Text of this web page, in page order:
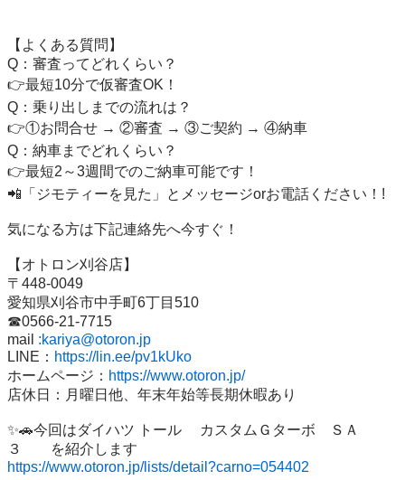
【よくある質問】
Q：審査ってどれくらい？
👉最短10分で仮審査OK！
Q：乗り出しまでの流れは？
👉①お問合せ → ②審査 → ③ご契約 → ④納車
Q：納車までどれくらい？
👉最短2～3週間でのご納車可能です！
📲「ジモティーを見た」とメッセージorお電話ください！!
気になる方は下記連絡先へ今すぐ！
【オトロン刈谷店】
〒448-0049
愛知県刈谷市中手町6丁目510
☎0566‐21‐7715
mail :kariya@otoron.jp
LINE： https://lin.ee/pv1kUko
ホームページ： https://www.otoron.jp/
店休日：月曜日他、年末年始等長期休暇あり
✨🚗今回はダイハツ トール 　カスタムＧターボ　ＳＡ
https://www.otoron.jp/lists/detail?carno=054402